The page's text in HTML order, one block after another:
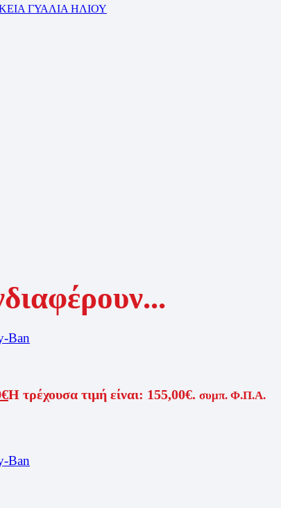
ΓΥΑΛΙΑ ΗΛΙΟΥ
Ban
€Η τρέχουσα τιμή είναι: 155,00€. συμπ. Φ.Π.Α.
Ban